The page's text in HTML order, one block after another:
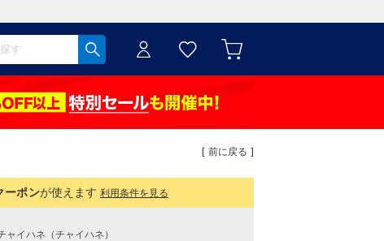
[ 前に戻る ]
ーポンが使えます 利用条件を見る
ャイハネ （チャイハネ）